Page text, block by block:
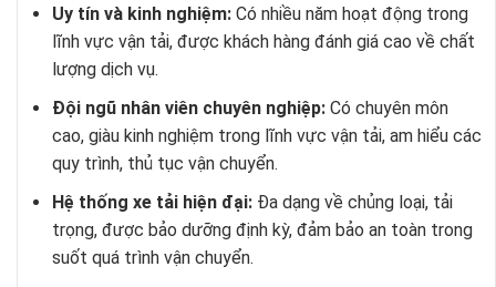
Uy tín và kinh nghiệm:Có nhiều năm hoạt động trong
lĩnh vực vận tải, được khách hàng đánh giá cao về chất
lượng dịch vụ.
Đội ngũ nhân viên chuyên nghiệp:Có chuyên môn
cao, giàu kinh nghiệm trong lĩnh vực vận tải, am hiểu các
quy trình, thủ tục vận chuyển.
Hệ thống xe tải hiện đại:Đa dạng về chủng loại, tải
trọng, được bảo dưỡng định kỳ, đảm bảo an toàn trong
suốt quá trình vận chuyển.